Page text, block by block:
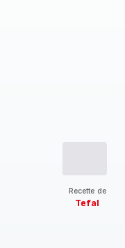
Recette de
Tefal